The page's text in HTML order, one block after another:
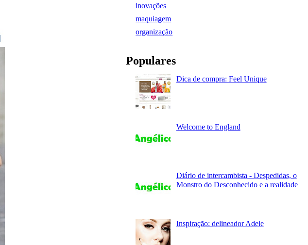
inovações
maquiagem
organização
Populares
Dica de compra: Feel Unique
Welcome to England
Diário de intercambista - Despedidas, o
Monstro do Desconhecido e a realidade
Inspiração: delineador Adele